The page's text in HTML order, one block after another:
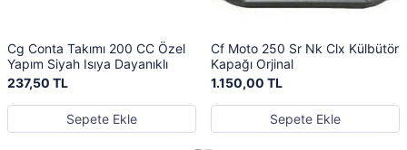
Cg Conta Takımı 200 CC Özel
Yapım Siyah Isıya Dayanıklı
237,50 TL
Sepete Ekle
Cf Moto 250 Sr Nk Clx Külbütör
Kapağı Orjinal
1.150,00 TL
Sepete Ekle